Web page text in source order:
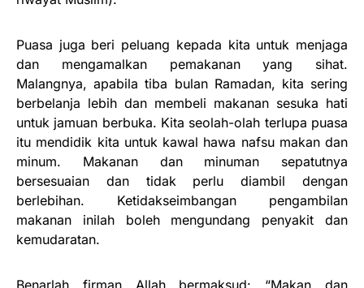
Puasa juga beri peluang kepada kita untuk menjaga
dan mengamalkan pemakanan yang sihat.
Malangnya, apabila tiba bulan Ramadan, kita sering
berbelanja lebih dan membeli makanan sesuka hati
untuk jamuan berbuka. Kita seolah-olah terlupa puasa
itu mendidik kita untuk kawal hawa nafsu makan dan
minum. Makanan dan minuman sepatutnya
bersesuaian dan tidak perlu diambil dengan
berlebihan. Ketidakseimbangan pengambilan
makanan inilah boleh mengundang penyakit dan
kemudaratan.